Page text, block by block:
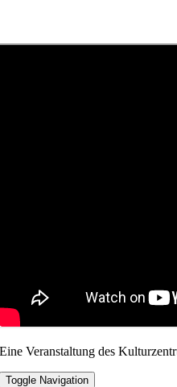
Eine Veranstaltung des
Toggle Navigation